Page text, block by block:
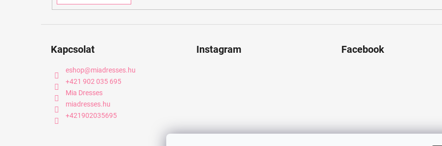
Kapcsolat
eshop@miadresses.hu
+421 902 035 695
Mia Dresses
miadresses.hu
+421902035695
Instagram Facebook